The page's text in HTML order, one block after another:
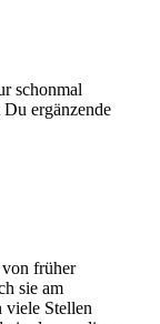
schonmal
ergänzende
früher
sie am
viele Stellen